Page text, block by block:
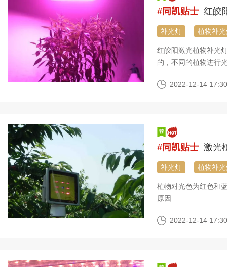
#同凯贴士 红皎
补光灯 植物补
红皎阳激光植物补光
的，不同的植物进行
2022-12-14
#同凯贴士 激光
补光灯 植物补
植物对光色为红色和
原因
2022-12-14